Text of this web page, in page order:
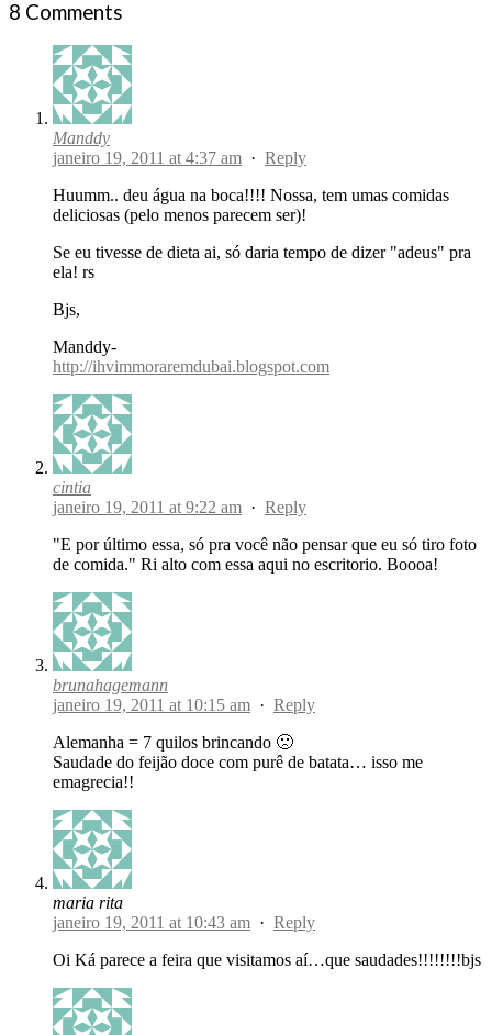
8 Comments
Manddy
janeiro 19, 2011 at 4:37 am · Reply
Huumm.. deu água na boca!!!! Nossa, tem umas comidas
deliciosas (pelo menos parecem ser)!
Se eu tivesse de dieta ai, só daria tempo de dizer "adeus" pra
ela! rs
Bjs,
Manddy-
http://ihvimmoraremdubai.blogspot.com
cintia
janeiro 19, 2011 at 9:22 am · Reply
"E por último essa, só pra você não pensar que eu só tiro foto
de comida." Ri alto com essa aqui no escritorio. Boooa!
brunahagemann
janeiro 19, 2011 at 10:15 am · Reply
Alemanha = 7 quilos brincando 🙁
Saudade do feijão doce com purê de batata… isso me
emagrecia!!
maria rita
janeiro 19, 2011 at 10:43 am · Reply
Oi Ká parece a feira que visitamos aí…que saudades!!!!!!!!bjs